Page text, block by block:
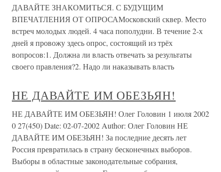
ДАВАЙТЕ ЗНАКОМИТЬСЯ. С БУДУЩИМ
ВПЕЧАТЛЕНИЯ ОТ ОПРОСАМосковский сквер. Место
встреч молодых людей. 4 часа пополудни. В течение 2-х
дней я провожу здесь опрос, состоящий из трёх
вопросов:1. Должна ли власть отвечать за результаты
своего правления?2. Надо ли наказывать власть
НЕ ДАВАЙТЕ ИМ ОБЕЗЬЯН!
НЕ ДАВАЙТЕ ИМ ОБЕЗЬЯН! Олег Головин 1 июля 2002
0 27(450) Date: 02-07-2002 Author: Олег Головин НЕ
ДАВАЙТЕ ИМ ОБЕЗЬЯН! За последние десять лет
Россия превратилась в страну бесконечных выборов.
Выборы в областные законодательные собрания,